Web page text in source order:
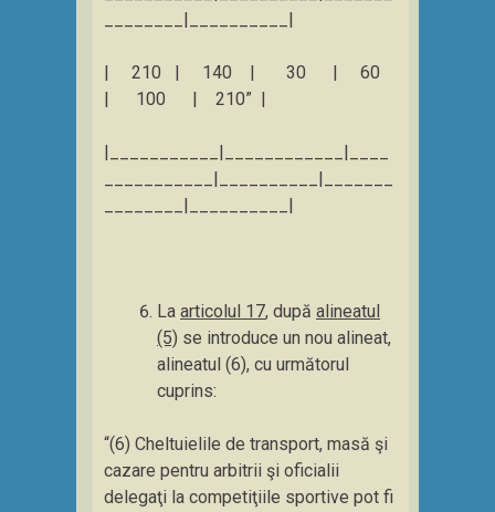
________|__________|
| 210 | 140 | 30 | 60
| 100 | 210” |
|___________|____________|____
___________|__________|_______
________|__________|
La articolul 17, după alineatul
(5) se introduce un nou alineat,
alineatul (6), cu următorul
cuprins:
“(6) Cheltuielile de transport, masă şi
cazare pentru arbitrii şi oficialii
delegaţi la competiţiile sportive pot fi